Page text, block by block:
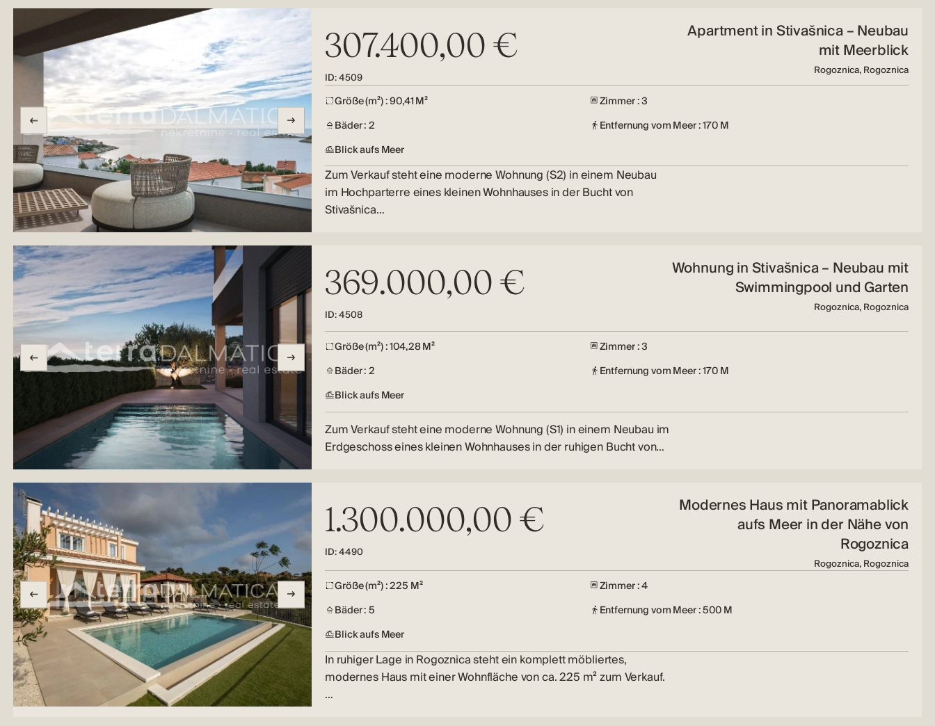
307.400,00 €
ID: 4509
Apartment in Stivašnica – Neubau
mit Meerblick
Rogoznica, Rogoznica
Größe (m²) : 90,41 M²
Zimmer : 3
Bäder : 2
Entfernung vom Meer : 170 M
Blick aufs Meer
Zum Verkauf steht eine moderne Wohnung (S2) in einem Neubau
im Hochparterre eines kleinen Wohnhauses in der Bucht von
Stivašnica…
369.000,00 €
ID: 4508
Wohnung in Stivašnica – Neubau mit
Swimmingpool und Garten
Rogoznica, Rogoznica
Größe (m²) : 104,28 M²
Zimmer : 3
Bäder : 2
Entfernung vom Meer : 170 M
Blick aufs Meer
Zum Verkauf steht eine moderne Wohnung (S1) in einem Neubau im
Erdgeschoss eines kleinen Wohnhauses in der ruhigen Bucht von…
1.300.000,00 €
ID: 4490
Modernes Haus mit Panoramablick
aufs Meer in der Nähe von
Rogoznica
Rogoznica, Rogoznica
Größe (m²) : 225 M²
Zimmer : 4
Bäder : 5
Entfernung vom Meer : 500 M
Blick aufs Meer
In ruhiger Lage in Rogoznica steht ein komplett möbliertes,
modernes Haus mit einer Wohnfläche von ca. 225 m² zum Verkauf.
…